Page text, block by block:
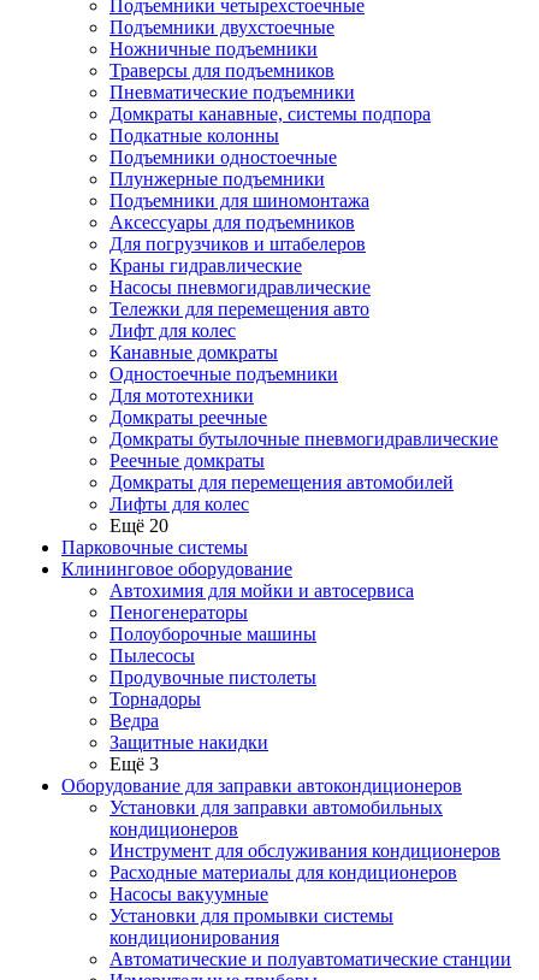
Подъемники четырехстоечные
Подъемники двухстоечные
Ножничные подъемники
Траверсы для подъемников
Пневматические подъемники
Домкраты канавные, системы подпора
Подкатные колонны
Подъемники одностоечные
Плунжерные подъемники
Подъемники для шиномонтажа
Аксессуары для подъемников
Для погрузчиков и штабелеров
Краны гидравлические
Насосы пневмогидравлические
Тележки для перемещения авто
Лифт для колес
Канавные домкраты
Одностоечные подъемники
Для мототехники
Домкраты реечные
Домкраты бутылочные пневмогидравлические
Реечные домкраты
Домкраты для перемещения автомобилей
Лифты для колес
Ещё 20
Парковочные системы
Клининговое оборудование
Автохимия для мойки и автосервиса
Пеногенераторы
Полоуборочные машины
Пылесосы
Продувочные пистолеты
Торнадоры
Ведра
Защитные накидки
Ещё 3
Оборудование для заправки автокондиционеров
Установки для заправки автомобильных
кондиционеров
Инструмент для обслуживания кондиционеров
Расходные материалы для кондиционеров
Насосы вакуумные
Установки для промывки системы
кондиционирования
Автоматические и полуавтоматические станции